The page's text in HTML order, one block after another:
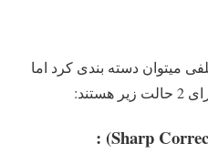
میتوان دسته بندی کرد اما